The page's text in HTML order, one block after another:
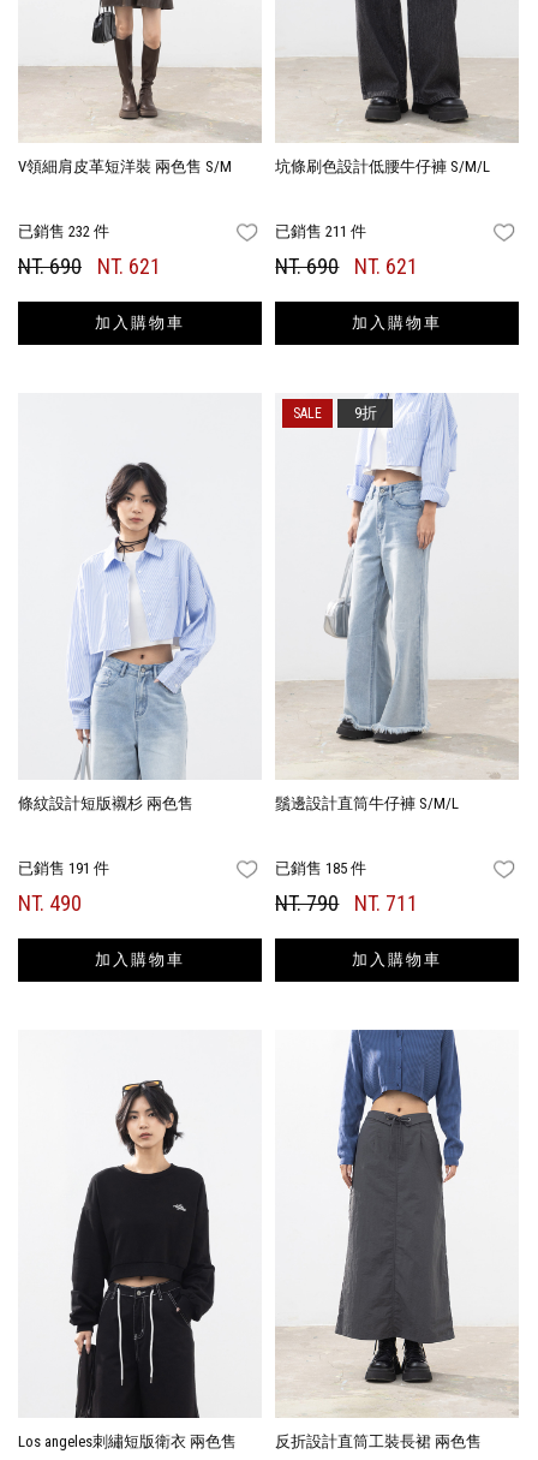
V領細肩皮革短洋裝 兩色售 S/M
已銷售 232 件 FAVORITES
NT. 690 NT. 621
加入購物車
坑條刷色設計低腰牛仔褲 S/M/L
已銷售 211 件
NT. 690 NT. 621
加入購物車
條紋設計短版襯杉 兩色售
已銷售 191 件 FAVORITES
NT. 490
加入購物車
鬚邊設計直筒牛仔褲 S/M/L
已銷售 185 件
NT. 790 NT. 711
加入購物車
9折
Los angeles刺繡短版衛衣 兩色售
反折設計直筒工裝長裙 兩色售